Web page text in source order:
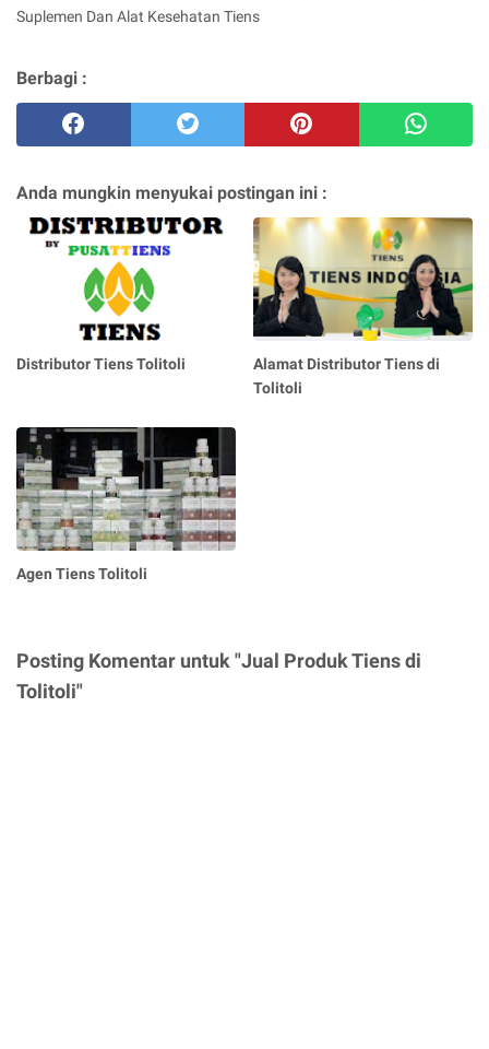
Suplemen Dan Alat Kesehatan Tiens
Berbagi :
Anda mungkin menyukai postingan ini :
Distributor Tiens Tolitoli
Alamat Distributor Tiens di
Tolitoli
Agen Tiens Tolitoli
Posting Komentar untuk "Jual Produk Tiens di
Tolitoli"